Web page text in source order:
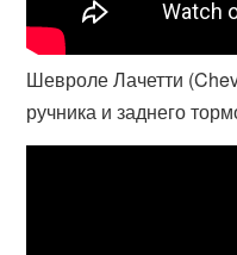
Шевроле Лачетти
ручника и заднего